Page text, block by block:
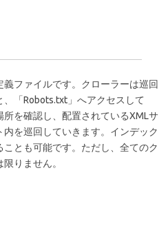
ファイルです。クローラーは巡回
「Robots.txt」へアクセスして
所を確認し、配置されているXMLサ
を巡回していきます。インデック
とも可能です。ただし、全てのク
りません。